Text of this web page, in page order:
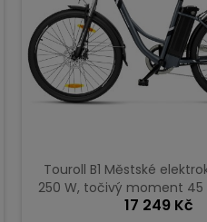
Touroll B1 Městské
250 W, točivý moment 45
36 V 15,6 Ah, dojezd
17 249 Kč